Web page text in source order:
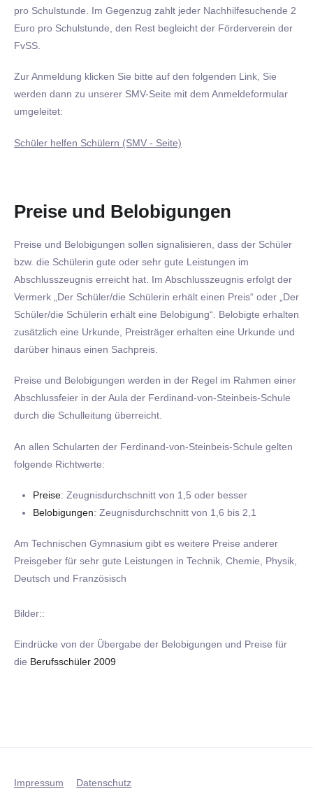
pro Schulstunde. Im Gegenzug zahlt jeder Nachhilfesuchende 2
Euro pro Schulstunde, den Rest begleicht der Förderverein der
FvSS.
Zur Anmeldung klicken Sie bitte auf den folgenden Link, Sie
werden dann zu unserer SMV-Seite mit dem Anmeldeformular
umgeleitet:
Schüler helfen Schülern (SMV - Seite)
Preise und Belobigungen
Preise und Belobigungen sollen signalisieren, dass der Schüler
bzw. die Schülerin gute oder sehr gute Leistungen im
Abschlusszeugnis erreicht hat. Im Abschlusszeugnis erfolgt der
Vermerk „Der Schüler/die Schülerin erhält einen Preis“ oder „Der
Schüler/die Schülerin erhält eine Belobigung“. Belobigte erhalten
zusätzlich eine Urkunde, Preisträger erhalten eine Urkunde und
darüber hinaus einen Sachpreis.
Preise und Belobigungen werden in der Regel im Rahmen einer
Abschlussfeier in der Aula der Ferdinand-von-Steinbeis-Schule
durch die Schulleitung überreicht.
An allen Schularten der Ferdinand-von-Steinbeis-Schule gelten
folgende Richtwerte:
Preise: Zeugnisdurchschnitt von 1,5 oder besser
Belobigungen: Zeugnisdurchschnitt von 1,6 bis 2,1
Am Technischen Gymnasium gibt es weitere Preise anderer
Preisgeber für sehr gute Leistungen in Technik, Chemie, Physik,
Deutsch und Französisch
Bilder::
Eindrücke von der Übergabe der Belobigungen und Preise für
die Berufsschüler 2009
Impressum Datenschutz